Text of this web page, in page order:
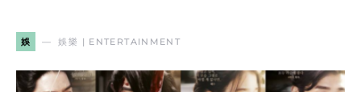
娛 娛樂 | ENTERTAINMENT